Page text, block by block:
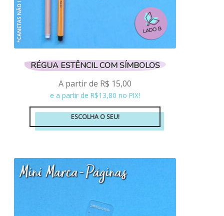
RÉGUA ESTÊNCIL COM SÍMBOLOS
A partir de R$ 15,00
e a partir de R$13,80 no PIX!
ESCOLHA O SEU!
Este
várias
variantes.
opções
podem